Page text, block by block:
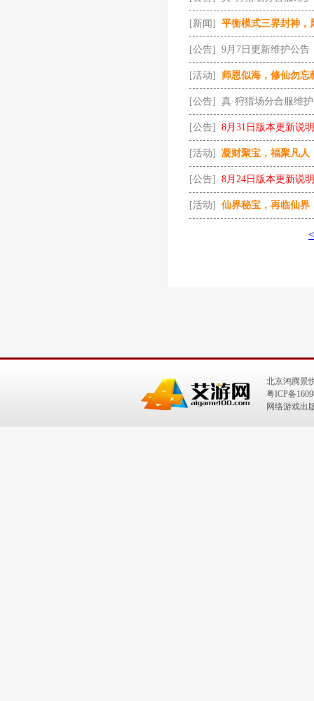
[新闻] 平衡模式三界封神，
[公告] 9月7日更新维护公告
[活动] 师恩似海，修仙勿忘
[公告] 真·狩猎场分合服维
[公告] 8月31日版本更新说明
[活动] 凝财聚宝，福聚凡人
[公告] 8月24日版本更新说明
[活动] 仙界秘宝，再临仙界
<
北京鸿腾景
粤ICP备
网络游戏出